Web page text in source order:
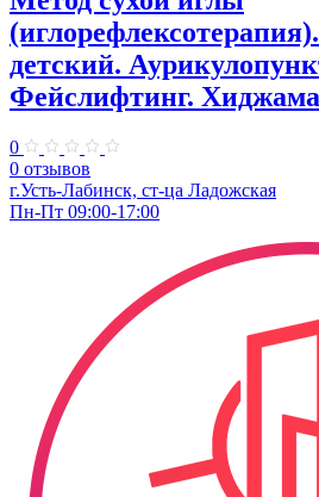
детский.
Фейслифтинг.
0
0 отзывов
г.Усть-Лабинск, ст-ца Ладожская
Пн-Пт 09:00-17:00